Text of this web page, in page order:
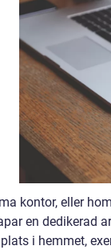
kontor, eller
en dedikerad
i hemmet,